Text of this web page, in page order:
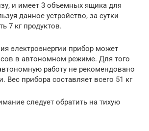
и имеет 3 объемных ящика для
данное устройство, за сутки
7 кг продуктов.
электроэнергии прибор может
в автономном режиме. Для того
работу не рекомендовано
Вес прибора составляет всего 51 кг
следует обратить на тихую